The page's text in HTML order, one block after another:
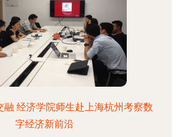
融 经济学院师生赴上海杭州考察数
字经济新前沿